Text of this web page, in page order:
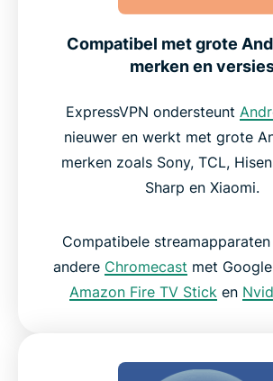
Compatibel met grote
merken en
ExpressVPN ondersteunt
nieuwer en werkt met grote
merken zoals Sony, TCL,
Sharp en Xiaomi.
Compatibele
andere Chromecast met
Amazon Fire TV Stick en